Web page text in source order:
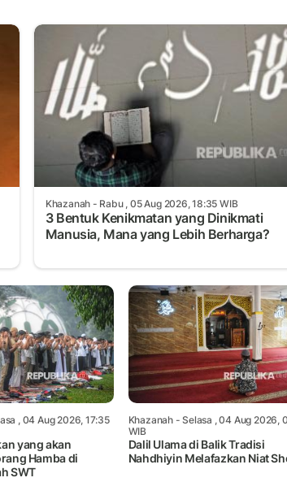
Khazanah - Rabu , 05 Aug 2026, 18:35 WIB
3 Bentuk Kenikmatan yang Dinikmati
Manusia, Mana yang Lebih Berharga?
, 04 Aug 2026, 17:35
yang akan
Hamba di
SWT
Khazanah- Selasa , 04 Aug 2026,
WIB
Dalil Ulama di Balik Tradisi
Nahdhiyin Melafazkan Niat